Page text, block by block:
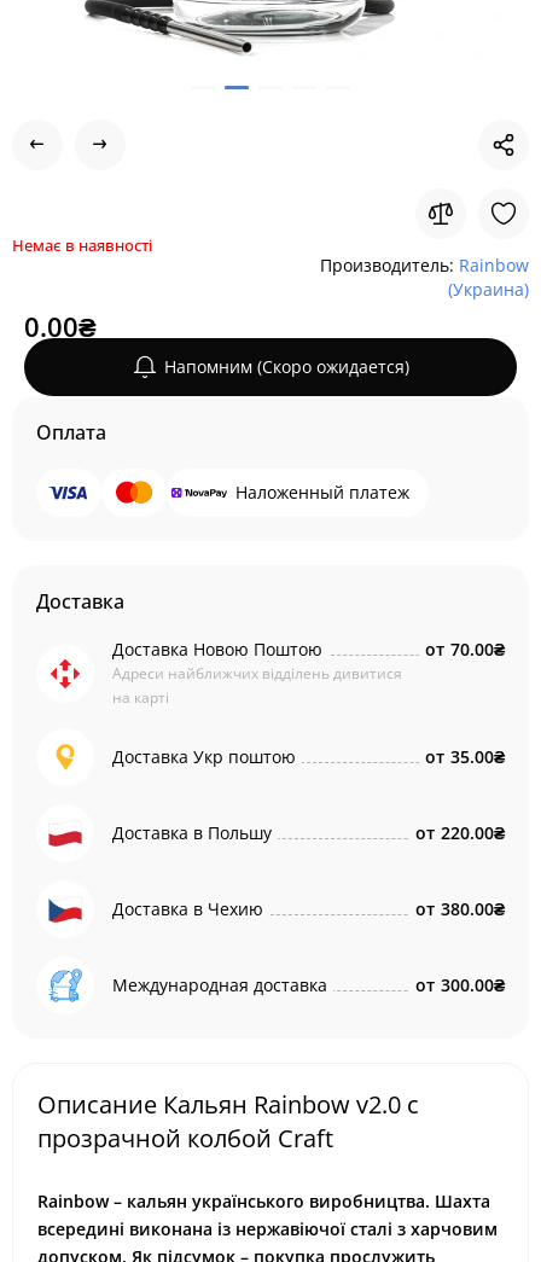
Немає в наявності
Производитель: Rainbow
(Украина)
0.00₴
Напомним (Скоро ожидается)
Оплата
Наложенный платеж
Доставка
Доставка Новою Поштою
Адреси найближчих відділень дивитися
на карті
от 70.00₴
Доставка Укр поштою от 35.00₴
Доставка в Польшу от 220.00₴
Доставка в Чехию от 380.00₴
Международная доставка от 300.00₴
Описание Кальян Rainbow v2.0 с
прозрачной колбой Craft
Rainbow – кальян українського виробництва. Шахта
всередині виконана із нержавіючої сталі з харчовим
допуском. Як підсумок – покупка прослужить